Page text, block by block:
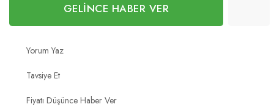
GELİNCE HABER VER
Yorum Yaz
Tavsiye Et
Fiyatı Düşünce Haber Ver